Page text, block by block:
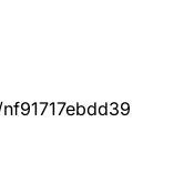
17ebdd39